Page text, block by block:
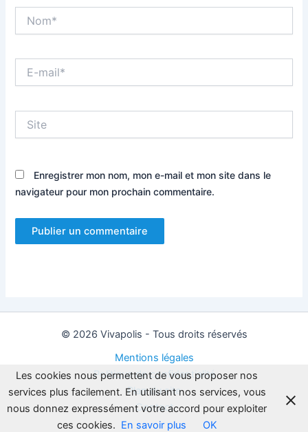
mail*
Enregistrer mon nom, mon e-mail et mon site dans le
navigateur pour mon prochain commentaire.
© 2026 Vivapolis - Tous droits réservés
Mentions légales
Politique de confidentialité
Plan du site
Contact
Les cookies nous permettent de vous proposer nos
services plus facilement. En utilisant nos services, vous
nous donnez expressément votre accord pour exploiter
ces cookies. En savoir plus OK